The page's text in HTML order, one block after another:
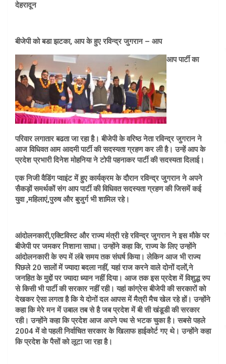
देहरादून
बीजेपी को बडा झटका, आप के हुए रविन्द्र जुगरान – आप
आप पार्टी का
परिवार लगातार बढता जा रहा है। बीजेपी के वरिष्ठ नेता रविन्द्र जुगरान ने
आज विधिवत आम आदमी पार्टी की सदस्यता ग्रहण कर ली है। उन्हें आप के
प्रदेश प्रभारी दिनेश मोहनिया ने टोपी पहनाकर पार्टी की सदस्यता दिलाई।
एक निजी वैडिंग प्वाइंट में हुए कार्यक्रम के दौरान रविन्द्र जुगरान ने अपने
सैकड़ों समर्थकों संग आप पार्टी की विधिवत सदस्यता ग्रहण की जिसमें कई
युवा ,महिलाएं,पुरुष और बुजुर्ग भी शामिल रहे।
आंदोलनकारी,एक्टिविस्ट और राज्य मंत्री रहे रविन्द्र जुगरान ने इस मौके पर
बीजेपी पर जमकर निशाना साधा। उन्होंने कहा कि, राज्य के लिए उन्होंने
आंदोलनकारी के रुप में लंबे समय तक संघर्ष किया। लेकिन आज भी राज्य
पिछले 20 सालों में ज्यादा बदला नहीं, यहां राज करने वाले दोनों दलों,ने
जनहित के मुद्दों पर ज्यादा ध्यान नहीं दिया। आज तक इस प्रदेश में विशुद्ध रुप
से किसी भी पार्टी की सरकार नहीं रही। यहां कांग्रेस बीजेपी की सरकारों को
देखकर ऐसा लगता है कि ये दोनों दल आपस में मैत्री मैच खेल रहे हों। उन्होंने
कहा कि मेरे मन में उबाल तब से है जब प्रदेश में बी सी खंडूडी की सरकार
रही। उन्होंने कहा कि प्रदेश आज अपने पथ से भटक चुका है। सबसे पहले
2004 में वो पहली निर्वाचित सरकार के खिलाफ हाईकोर्ट गए थे। उन्होंने कहा
कि प्रदेश के पैसों को लूटा जा रहा है।